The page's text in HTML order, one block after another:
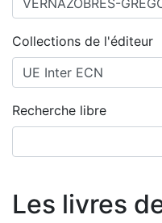
Collections de l'éditeur
Recherche libre
Les livres